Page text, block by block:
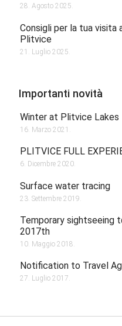
28. Agosto 2025.
Consigli per la tua visita
Plitvice
21. Luglio 2025.
Importanti novità
Winter at Plitvice Lakes
16. Marzo 2021.
PLITVICE FULL
6. Dicembre 2020.
Surface water tracing
23. Settembre 2019.
Temporary sightseeing
2017th
10. Maggio 2018.
Notification to Travel
27. Luglio 2017.